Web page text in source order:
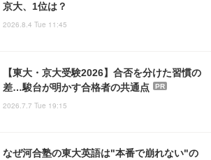
京大、1位は？
2026.8.4 Tue 11:45
【東大・京大受験2026】合否を分けた習慣の
差…駿台が明かす合格者の共通点
PR
2026.7.7 Tue 19:15
なぜ河合塾の東大英語は"本番で崩れない"の